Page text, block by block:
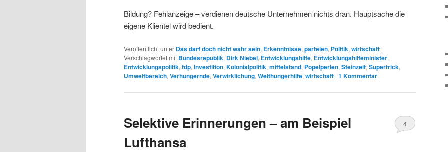
Bildung? Fehlanzeige – verdienen deutsche Unternehmen nichts dran. Hauptsache die
eigene Klientel wird bedient.
Veröffentlicht unter Das darf doch nicht wahr sein, Erkenntnisse, parteien, Politik, wirtschaft |
Verschlagwortet mit Bundesrepublik, Dirk Niebel, Entwicklungshilfe, Entwicklungshilfeminister,
Entwicklungspolitik, fdp, Investition, Kolonialpolitik, mittelstand, Popelperlen, Steinzeit, Supertrick,
Umweltbereich, Verhungernde, Verwirklichung, Welthungerhilfe, wirtschaft | 1 Kommentar
Selektive Erinnerungen – am Beispiel
Lufthansa
4